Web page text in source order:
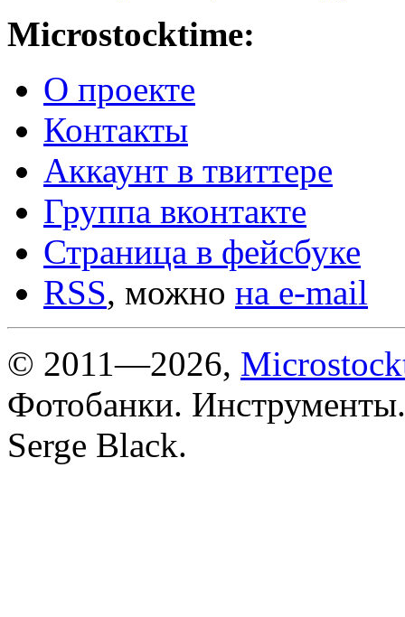
Microstocktime:
О проекте
Контакты
Аккаунт в твиттере
Группа вконтакте
Страница в фейсбуке
RSS, можно на e-mail
© 2011—2026,
Фотобанки.
Serge Black.